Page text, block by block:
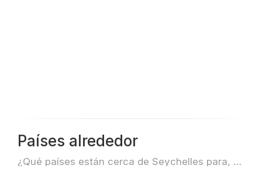
Países alrededor
¿Qué países están cerca de Seychelles para, por ejemplo, viajar o volar?